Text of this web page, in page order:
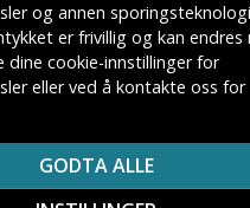
5G / Ace 5 Racing 5G Deksel -
NEVNES PÅ DENNE WEB
VAREMERKES EIERE.
og annen
er frivillig og kan endres
dine cookie-innstillinger for
eller ved å kontakte oss for
GODTA ALLE